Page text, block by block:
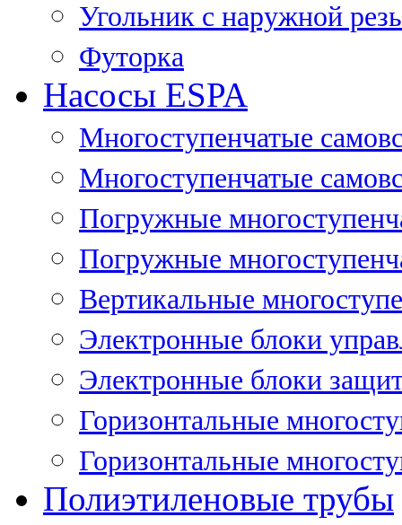
Угольник с наружной
Футорка
Насосы ESPA
Многоступенчатые
Многоступенчатые
Погружные
Погружные
Вертикальные
Электронные блоки
Электронные блоки
Горизонтальные
Горизонтальные
Полиэтиленовые трубы